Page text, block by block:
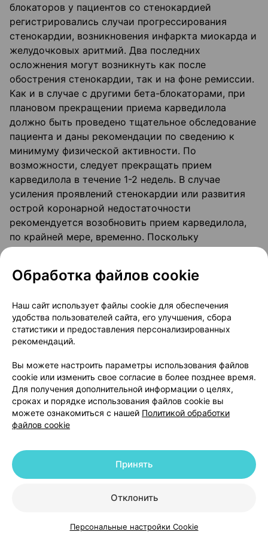
КаталогКорзинаИзбранноеПрофиль
блокаторов у пациентов со стенокардией
регистрировались случаи прогрессирования
стенокардии, возникновения инфаркта миокарда и
желудочковых аритмий. Два последних
осложнения могут возникнуть как после
обострения стенокардии, так и на фоне ремиссии.
Как и в случае с другими бета-блокаторами, при
плановом прекращении приема карведилола
должно быть проведено тщательное обследование
пациента и даны рекомендации по сведению к
минимуму физической активности. По
возможности, следует прекращать прием
карведилола в течение 1-2 недель. В случае
усиления проявлений стенокардии или развития
острой коронарной недостаточности
рекомендуется возобновить прием карведилола,
по крайней мере, временно. Поскольку
заболевания коронарных артерий являются
рекомендуется избегать резкой отмены
только для лечения артериальной гипертензии или
сердечной недостаточности.
Брадикардия
Карведилол может вызывать брадикардию. При
уменьшении частоты сердечных сокращений ниже
55 ударов в минуту следует снизить дозу
карведилола.
У 9,7% пациентов с сердечной недостаточностью,
3,4% - обмороки по сравнению с 3,6% и 2,5%
Риск возникновения этих эффектов был наиболее
Обработка файлов cookie
Наш сайт использует файлы cookie для обеспечения
удобства пользователей сайта, его улучшения, сбора
статистики и предоставления персонализированных
рекомендаций.
Вы можете настроить параметры использования файлов
cookie или изменить свое согласие в более позднее время.
Для получения дополнительной информации о целях,
сроках и порядке использования файлов cookie вы
можете ознакомиться с нашей Политикой обработки
файлов cookie
Отклонить
Принять
Персональные настройки Cookie